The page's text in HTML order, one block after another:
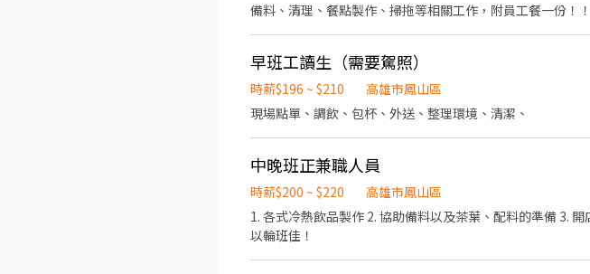
備料、清理、餐點製作、掃拖等相關工作，附員工餐一份！！
早班工讀生（需要駕照）
時薪$196 ~ $210
高雄市鳳山區
現場點單、調飲、包杯、外送、整理環境、清潔、
中晚班正兼職人員
時薪$200 ~ $220
高雄市鳳山區
1. 各式冷熱飲品製作 2. 協助備料以及茶葉、配料的準備 3.
以輪班佳！